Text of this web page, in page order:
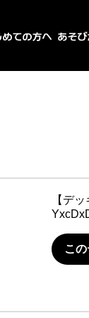
【デ
こ